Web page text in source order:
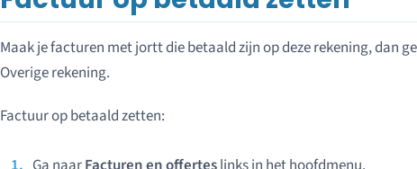
Maak je facturen met jortt die betaald zijn op deze rekening, dan
Overige rekening.
Factuur op betaald zetten: